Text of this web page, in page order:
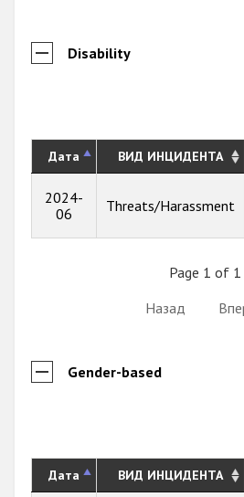
Disability
Дата ВИД ИНЦИДЕНТА
2024-
06
Threats/Harassment
Page 1 of 1
Назад
Gender-based
Дата ВИД ИНЦИДЕНТА